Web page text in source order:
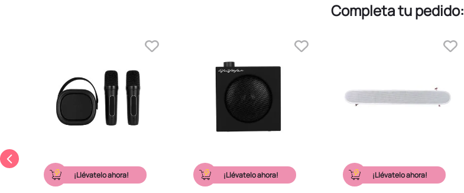
Completa tu pedido:
¡Llévatelo ahora! ¡Llévatelo ahora! ¡Llévatelo ahora!